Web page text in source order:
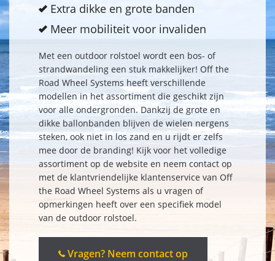
Extra dikke en grote banden
Meer mobiliteit voor invaliden
Met een outdoor rolstoel wordt een bos- of
strandwandeling een stuk makkelijker! Off the
Road Wheel Systems heeft verschillende
modellen in het assortiment die geschikt zijn
voor alle ondergronden. Dankzij de grote en
dikke ballonbanden blijven de wielen nergens
steken, ook niet in los zand en u rijdt er zelfs
mee door de branding! Kijk voor het volledige
assortiment op de website en neem contact op
met de klantvriendelijke klantenservice van Off
the Road Wheel Systems als u vragen of
opmerkingen heeft over een specifiek model
van de outdoor rolstoel.
Vragen? Neem contact op